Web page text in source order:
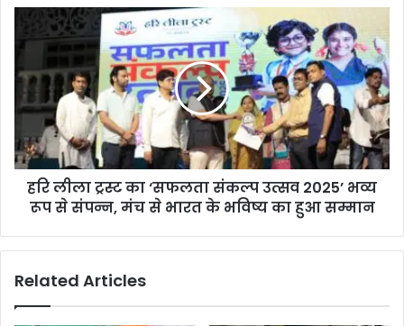
SECL
पर
सीधा
निशाना
का
‘सफलता
संकल्प
2025’
भव्य
भारत
हरि लीला ट्रस्ट का ‘सफलता संकल्प उत्सव 2025’ भव्य
रूप से संपन्न, मंच से भारत के भविष्य का हुआ सम्मान
Related Articles